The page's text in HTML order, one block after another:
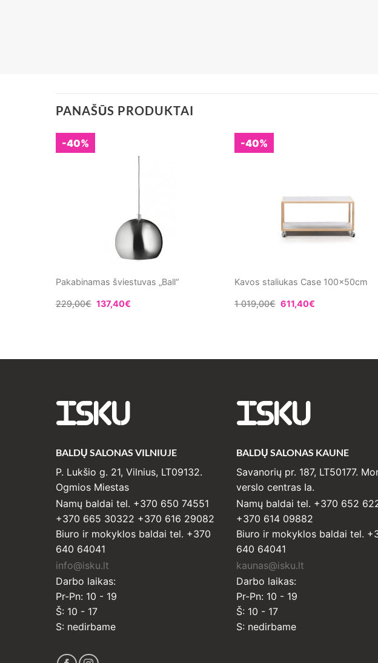
PANAŠŪS PRODUKTAI
-40%
Pakabinamas šviestuvas „Ball“
229,00€ 137,40€
-40%
Kavos staliukas Case 100x50cm
1 019,00€ 611,40€
ISKU
BALDŲ SALONAS VILNIUJE
P. Lukšio g. 21, Vilnius, LT09132.
Ogmios Miestas
Namų baldai tel. +370 650 74551
+370 665 30322 +370 616 29082
Biuro ir mokyklos baldai tel. +370
640 64041
info@isku.lt
Darbo laikas:
Pr-Pn: 10 - 19
Š: 10 - 17
S: nedirbame
ISKU
BALDŲ SALONAS KAUNE
Savanorių pr. 187, LT50177.
verslo centras Ia.
Namų baldai tel. +370 652
+370 614 09882
Biuro ir mokyklos baldai tel.
640 64041
kaunas@isku.lt
Darbo laikas:
Pr-Pn: 10 - 19
Š: 10 - 17
S: nedirbame